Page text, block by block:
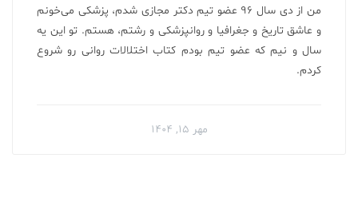
من از دی سال ۹۶ عضو تیم دکتر مجازی شدم، پزشکی می‌خونم
و عاشق تاریخ و جغرافیا و روانپزشکی و رشتم، هستم. تو این یه
سال و نیم که عضو تیم بودم کتاب اختلالات روانی رو شروع
کردم.
مهر ۱۵, ۱۴۰۴